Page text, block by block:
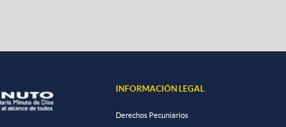
INFORMACIÓN LEGAL
Derechos Pecuniarios